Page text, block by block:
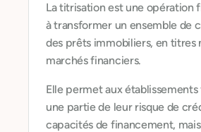
La titrisation est une opération
à transformer un ensemble de
des prêts immobiliers, en titres
marchés financiers.
Elle permet aux
une partie de leur risque de
capacités de financement,